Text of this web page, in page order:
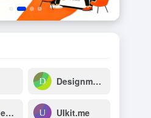
Designmodo
PrincipleRepo UIkit.me